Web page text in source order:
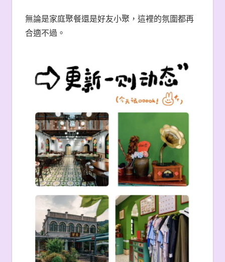
無論是家庭聚餐還是好友小聚，這裡的氛圍都再
合適不過。